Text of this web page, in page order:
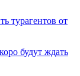
турагентов от
будут ждать